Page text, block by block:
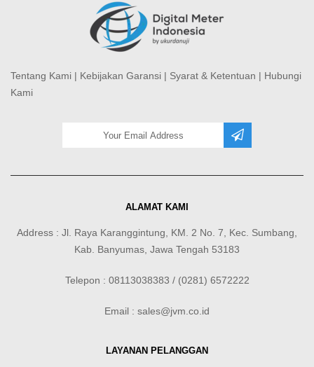
Tentang Kami | Kebijakan Garansi | Syarat & Ketentuan | Hubungi
Kami
ALAMAT KAMI
Address : Jl. Raya Karanggintung, KM. 2 No. 7, Kec. Sumbang,
Kab. Banyumas, Jawa Tengah 53183
Telepon : 08113038383 / (0281) 6572222
Email : sales@jvm.co.id
LAYANAN PELANGGAN